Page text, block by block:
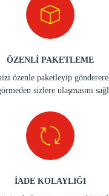
ÖZENLİ PAKETLEME
özenle paketleyip
sizlere ulaşmasını
İADE KOLAYLIĞI